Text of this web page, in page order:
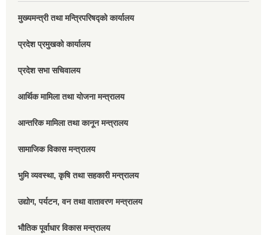
मुख्यमन्त्री तथा मन्त्रिपरिषद्को कार्यालय
प्रदेश प्रमुखको कार्यालय
प्रदेश सभा सचिवालय
आर्थिक मामिला तथा योजना मन्त्रालय
आन्तरिक मामिला तथा कानून मन्त्रालय
सामाजिक विकास मन्त्रालय
भुमि व्यवस्था, कृषि तथा सहकारी मन्त्रालय
उद्योग, पर्यटन, वन तथा वातावरण मन्त्रालय
भौतिक पूर्वाधार विकास मन्त्रालय